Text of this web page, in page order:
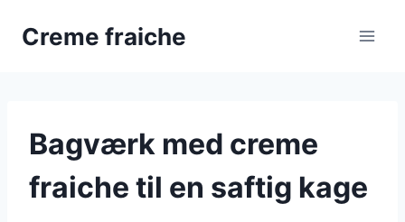
Creme fraiche
Bagværk med creme
fraiche til en saftig kage